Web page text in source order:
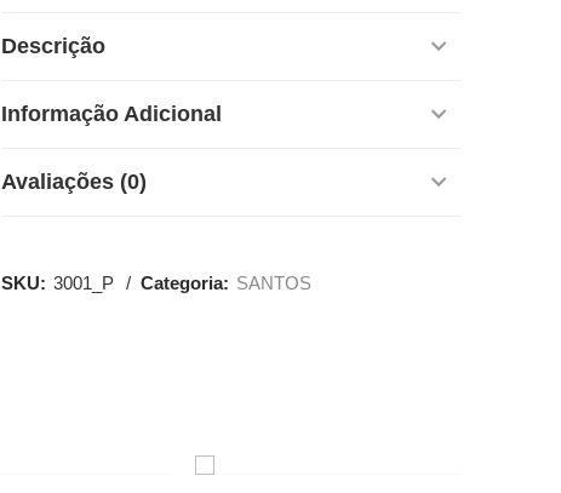
Descrição
Informação Adicional
Avaliações (0)
SKU: 3001_P Categoria: SANTOS